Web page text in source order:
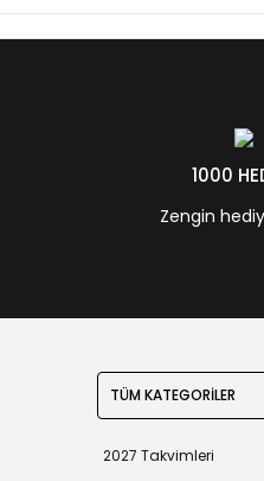
1000
Zengin
TÜM KATEGORİLER
2027 Takvimleri